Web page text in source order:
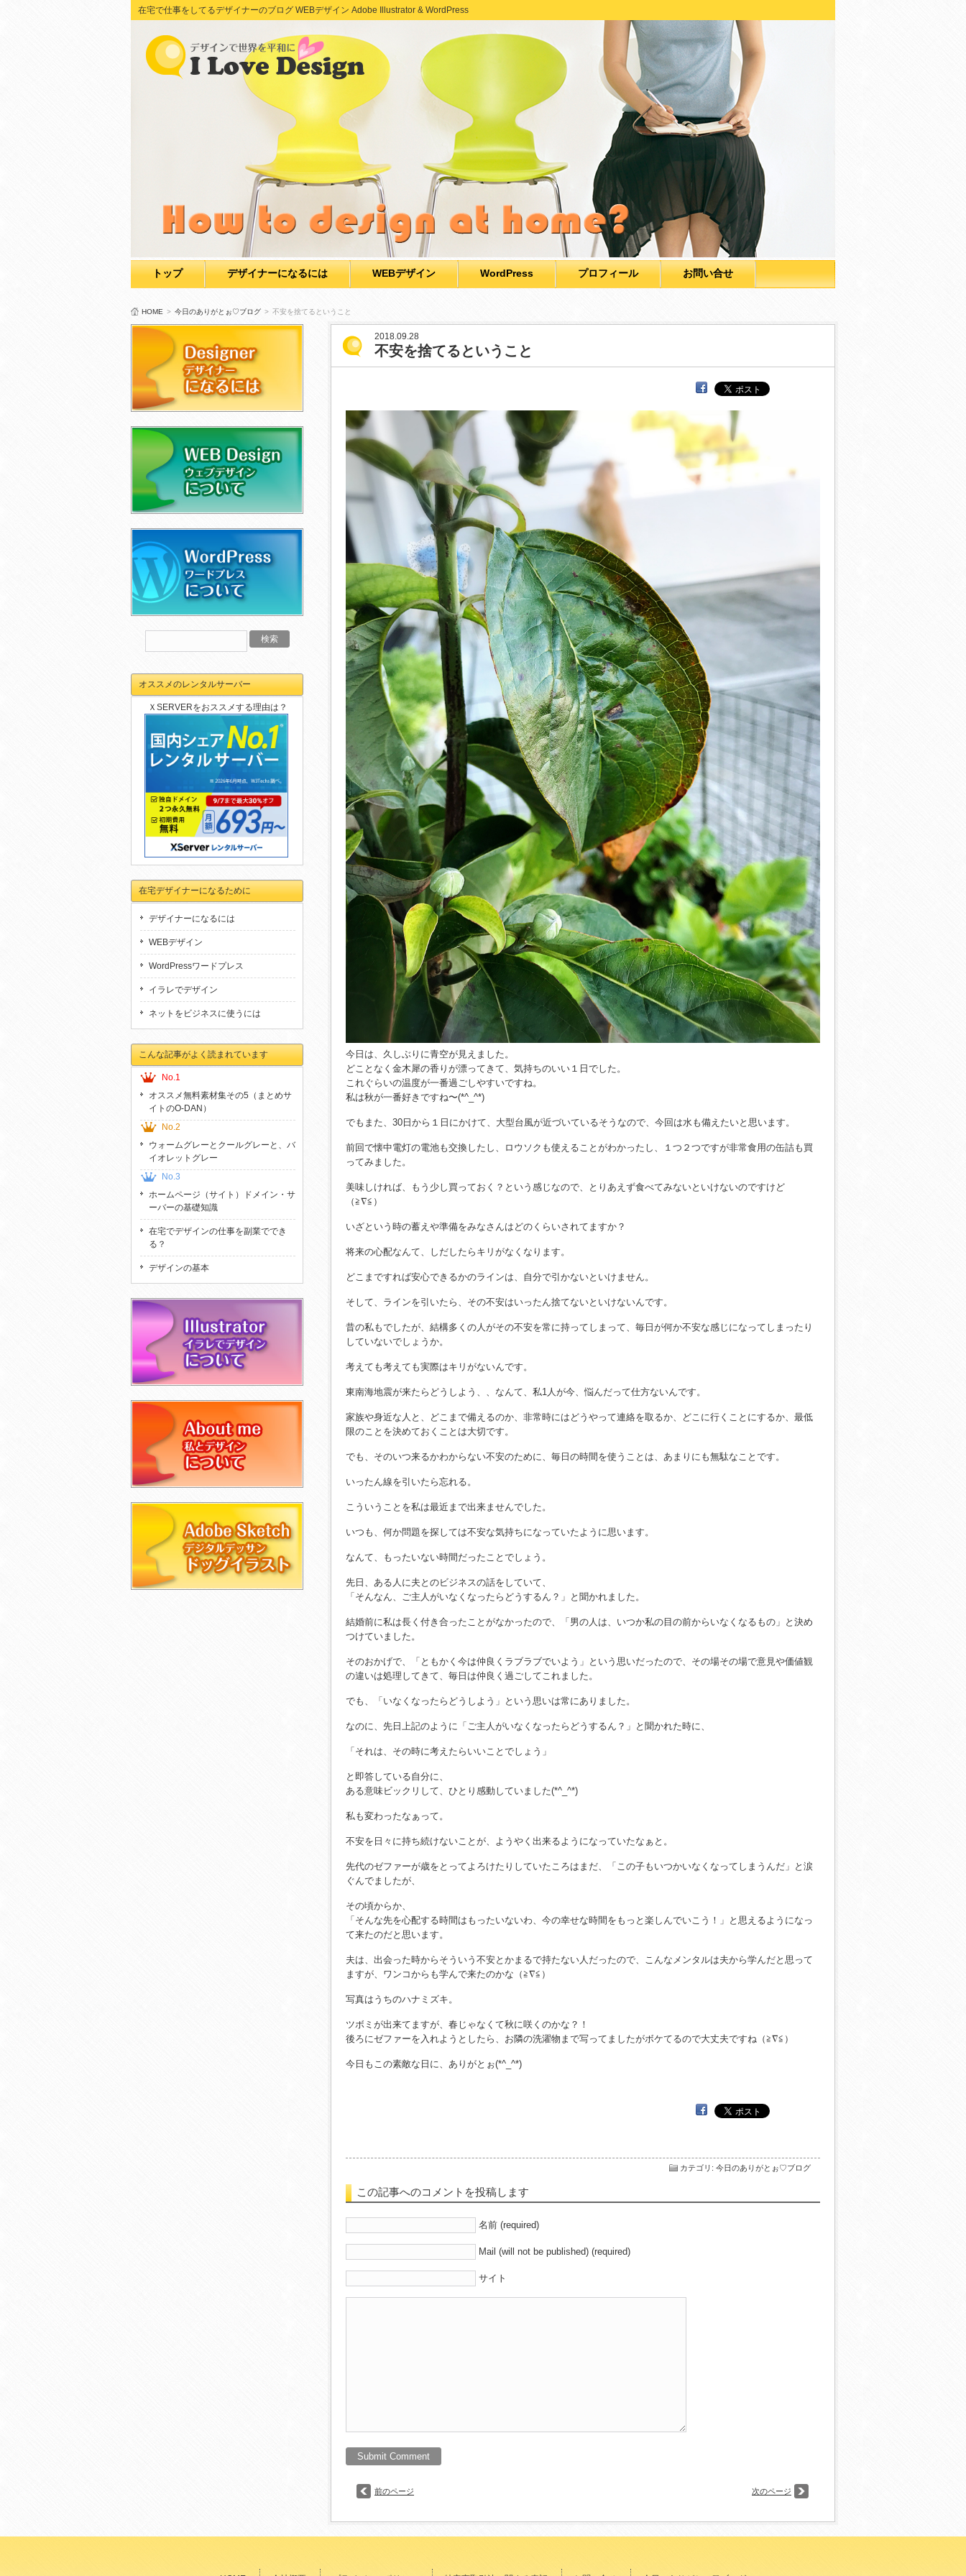
在宅で仕事をしてるデザイナーのブログ WEBデザイン Adobe Illustrator & WordPress
トップ デザイナーになるには WEBデザイン WordPress プロフィール お問い合せ
HOME > 今日のありがとぉ♡ブログ > 不安を捨てるということ
2018.09.28
不安を捨てるということ
今日は、久しぶりに青空が見えました。
どことなく金木犀の香りが漂ってきて、気持ちのいい１日でした。
これぐらいの温度が一番過ごしやすいですね。
私は秋が一番好きですね〜(*^_^*)
でもまた、30日から１日にかけて、大型台風が近づいているそうなので、今回は水も備えたいと思います。
前回で懐中電灯の電池も交換したし、ロウソクも使えることがわかったし、１つ２つですが非常食用の缶詰も買
ってみました。
美味しければ、もう少し買っておく？という感じなので、とりあえず食べてみないといけないのですけど
（≧∇≦）
いざという時の蓄えや準備をみなさんはどのくらいされてますか？
将来の心配なんて、しだしたらキリがなくなります。
どこまですれば安心できるかのラインは、自分で引かないといけません。
そして、ラインを引いたら、その不安はいったん捨てないといけないんです。
昔の私もでしたが、結構多くの人がその不安を常に持ってしまって、毎日が何か不安な感じになってしまったり
していないでしょうか。
考えても考えても実際はキリがないんです。
東南海地震が来たらどうしよう、、なんて、私1人が今、悩んだって仕方ないんです。
家族や身近な人と、どこまで備えるのか、非常時にはどうやって連絡を取るか、どこに行くことにするか、最低
限のことを決めておくことは大切です。
でも、そのいつ来るかわからない不安のために、毎日の時間を使うことは、あまりにも無駄なことです。
いったん線を引いたら忘れる。
こういうことを私は最近まで出来ませんでした。
いつも、何か問題を探しては不安な気持ちになっていたように思います。
なんて、もったいない時間だったことでしょう。
先日、ある人に夫とのビジネスの話をしていて、
「そんなん、ご主人がいなくなったらどうするん？」と聞かれました。
結婚前に私は長く付き合ったことがなかったので、「男の人は、いつか私の目の前からいなくなるもの」と決め
つけていました。
そのおかげで、「ともかく今は仲良くラブラブでいよう」という思いだったので、その場その場で意見や価値観
の違いは処理してきて、毎日は仲良く過ごしてこれました。
でも、「いなくなったらどうしよう」という思いは常にありました。
なのに、先日上記のように「ご主人がいなくなったらどうするん？」と聞かれた時に、
「それは、その時に考えたらいいことでしょう」
と即答している自分に、
ある意味ビックリして、ひとり感動していました(*^_^*)
私も変わったなぁって。
不安を日々に持ち続けないことが、ようやく出来るようになっていたなぁと。
先代のゼファーが歳をとってよろけたりしていたころはまだ、「この子もいつかいなくなってしまうんだ」と涙
ぐんでましたが、
その頃からか、
「そんな先を心配する時間はもったいないわ、今の幸せな時間をもっと楽しんでいこう！」と思えるようになっ
て来たのだと思います。
夫は、出会った時からそういう不安とかまるで持たない人だったので、こんなメンタルは夫から学んだと思って
ますが、ワンコからも学んで来たのかな（≧∇≦）
写真はうちのハナミズキ。
ツボミが出来てますが、春じゃなくて秋に咲くのかな？！
後ろにゼファーを入れようとしたら、お隣の洗濯物まで写ってましたがボケてるので大丈夫ですね（≧∇≦）
今日もこの素敵な日に、ありがとぉ(*^_^*)
カテゴリ : 今日のありがとぉ♡ブログ
この記事へのコメントを投稿します
名前 (required)
Mail (will not be published) (required)
サイト
前のページ 次のページ
オススメのレンタルサーバー
ＸSERVERをおススメする理由は？
在宅デザイナーになるために
デザイナーになるには
WEBデザイン
WordPressワードプレス
イラレでデザイン
ネットをビジネスに使うには
こんな記事がよく読まれています
No.1
オススメ無料素材集その5（まとめサ
イトのO-DAN）
No.2
ウォームグレーとクールグレーと、バ
イオレットグレー
No.3
ホームページ（サイト）ドメイン・サ
ーバーの基礎知識
在宅でデザインの仕事を副業ででき
る？
デザインの基本